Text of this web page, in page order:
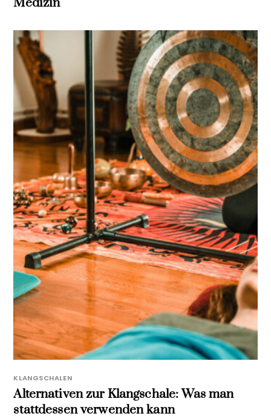
Medizin
KLANGSCHALEN
Alternativen zur Klangschale: Was man
stattdessen verwenden kann